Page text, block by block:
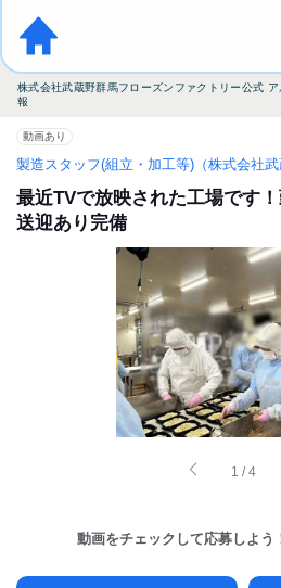
株式会社武蔵野群馬フローズンファクトリー公式
報
動画あり
最近TVで放映された工場です
送迎あり完備
1 /4
動画をチェックして応募しよう